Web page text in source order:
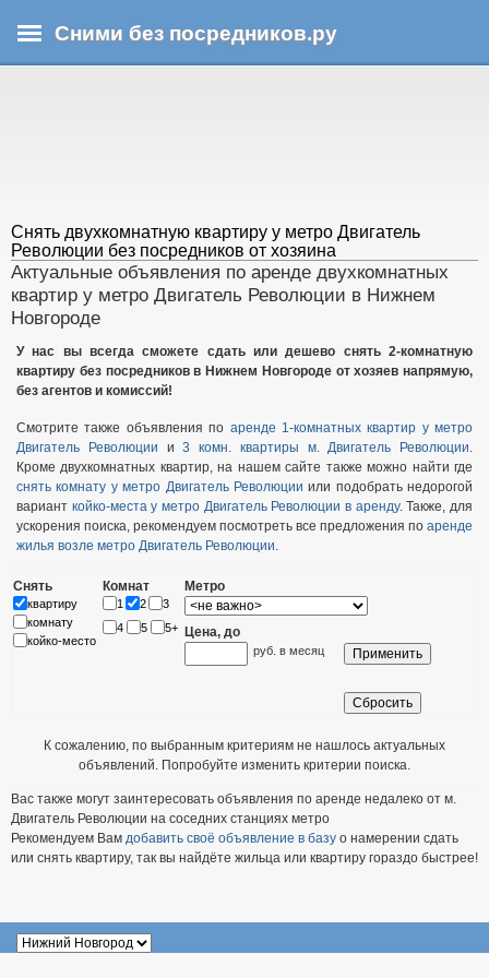
к
основному
Сними без посредников.ру
Снять двухкомнатную квартиру у метро Двигатель
Революции без посредников от хозяина
Актуальные объявления по аренде двухкомнатных
квартир у метро Двигатель Революции в Нижнем
Новгороде
У нас вы всегда сможете сдать или дешево снять 2-комнатную
квартиру без посредников в Нижнем Новгороде от хозяев напрямую,
без агентов и комиссий!
Смотрите также объявления по аренде 1-комнатных квартир у метро
Двигатель Революции и3 комн. квартиры м. Двигатель Революции.
Кроме двухкомнатных квартир, на нашем сайте также можно найти где
снять комнату у метро Двигатель Революции или подобрать недорогой
вариант койко-места у метро Двигатель Революции в аренду. Также, для
ускорения поиска, рекомендуем посмотреть все предложения по аренде
жилья возле метро Двигатель Революции.
Снять
квартиру
комнату
койко-место
Комнат
1 2
3
4
5 5+
Метро
Цена, до
руб. в месяц
К сожалению, по выбранным критериям не нашлось актуальных
объявлений. Попробуйте изменить критерии поиска.
Вас также могут заинтересовать объявления по аренде недалеко от м.
Двигатель Революции на соседних станциях метро
Рекомендуем Вам добавить своё объявление в базу о намерении сдать
или снять квартиру, так вы найдёте жильца или квартиру гораздо быстрее!